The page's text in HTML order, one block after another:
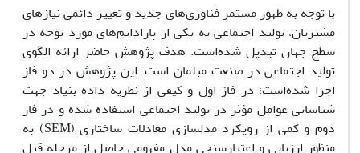
با توجه به ظهور مستمر فناوری‌های جدید و تغییر دائمی نیازهای
مشتریان، تولید اجتماعی به یکی از پارادایم‌های مورد توجه در
سطح جهان تبدیل شده‌است. هدف پژوهش حاضر ارائه الگوی
تولید اجتماعی در صنعت مبلمان است. این پژوهش در دو فاز
اجرا شده‌است؛ در فاز اول و کیفی از نظریه داده بنیاد جهت
شناسایی عوامل مؤثر در تولید اجتماعی استفاده شده و در فاز
دوم و کمی از رویکرد مدلسازی معادلات ساختاری (SEM) به
منظور ارزیابی و اعتبارسنجی مدل مفهومی حاصل از مرحله قبل